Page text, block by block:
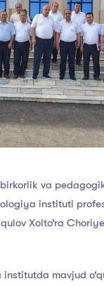
va
instituti
Xolto’ra
mavjud